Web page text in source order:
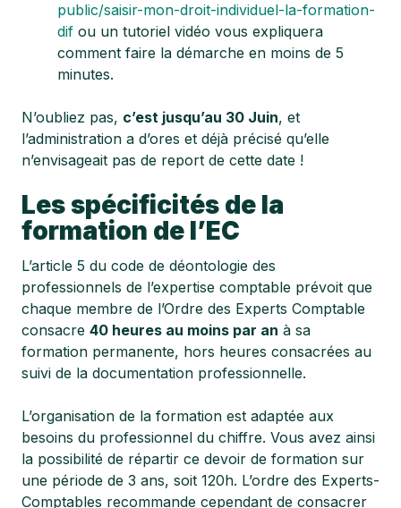
public/saisir-mon-droit-individuel-la-formation-
dif ou un tutoriel vidéo vous expliquera
comment faire la démarche en moins de 5
minutes.
N’oubliez pas, c’est jusqu’au 30 Juin, et
l’administration a d’ores et déjà précisé qu’elle
n’envisageait pas de report de cette date !
Les spécificités de la
formation de l’EC
L’article 5 du code de déontologie des
professionnels de l’expertise comptable prévoit que
chaque membre de l’Ordre des Experts Comptable
consacre 40 heures au moins par an à sa
formation permanente, hors heures consacrées au
suivi de la documentation professionnelle.
L’organisation de la formation est adaptée aux
besoins du professionnel du chiffre. Vous avez ainsi
la possibilité de répartir ce devoir de formation sur
une période de 3 ans, soit 120h. L’ordre des Experts-
Comptables recommande cependant de consacrer